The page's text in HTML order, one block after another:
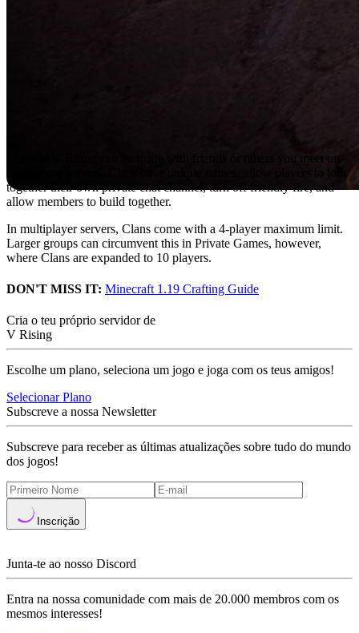
Clans in V Rising can be made with friends or others you meet on
together their own private chat channel, turn off friendly fire, and
allow members to build together.
In multiplayer servers, Clans come with a 4-player maximum limit.
Larger groups can circumvent this in Private Games, however,
where Clans are expanded to 10 players.
DON'T MISS IT: Minecraft 1.19 Crafting Guide
Cria o teu próprio servidor de
V Rising
Escolhe um plano, seleciona um jogo e joga com os teus amigos!
Selecionar Plano
Subscreve a nossa Newsletter
Subscreve para receber as últimas atualizações sobre tudo do mundo
dos jogos!
Inscrição
Junta-te ao nosso Discord
Entra na nossa comunidade com mais de 20.000 membros com os
mesmos interesses!